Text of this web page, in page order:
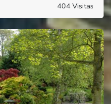
404 Visitas